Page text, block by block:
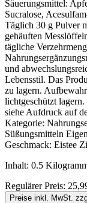
Säuerungsmittel:
Sucralose,
Täglich 30 g Pulver
gehäuften
tägliche
und
Lebensstil. Das
zu lagern.
lichtgeschützt
siehe Aufdruck auf
Kategorie:
Süßungsmitteln
Geschmack: Eistee
Inhalt: 0.5
Regulärer Preis:
Preise inkl. MwSt.